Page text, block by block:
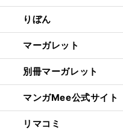
りぼん
マーガレット
別冊マーガレット
マンガMee公式サイト
リマコミ